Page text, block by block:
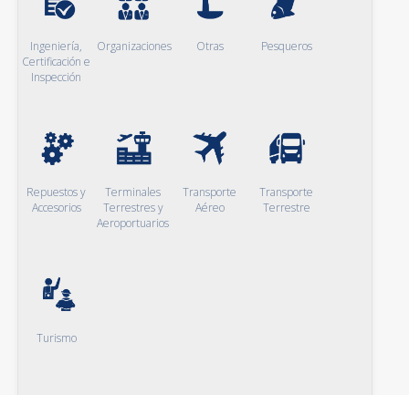
Ingeniería,
Certificación e
Inspección
Organizaciones Otras Pesqueros
Repuestos y
Accesorios
Terminales
Terrestres y
Aeroportuarios
Transporte
Aéreo
Transporte
Terrestre
Turismo